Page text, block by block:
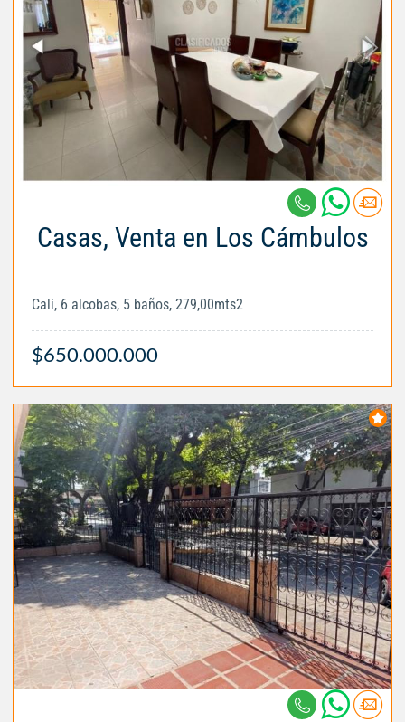
Casas, Venta en Los Cámbulos
Cali, 6 alcobas, 5 baños, 279,00mts2
$650.000.000